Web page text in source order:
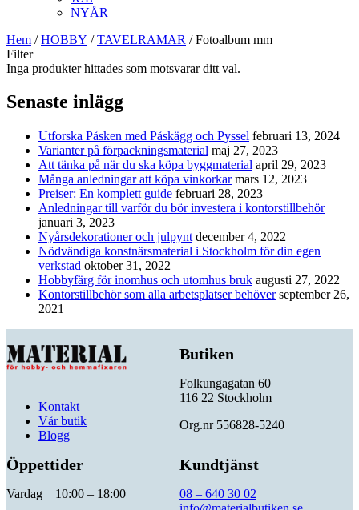
NYÅR
Hem /HOBBY /TAVELRAMAR / Fotoalbum mm
Filter
Inga produkter hittades som motsvarar ditt val.
Senaste inlägg
Utforska Påsken med Påskägg och Pyssel februari 13, 2024
Varianter på förpackningsmaterial maj 27, 2023
Att tänka på när du ska köpa byggmaterial april 29, 2023
Många anledningar att köpa vinkorkar mars 12, 2023
Preiser: En komplett guide februari 28, 2023
Anledningar till varför du bör investera i kontorstillbehör
januari 3, 2023
Nyårsdekorationer och julpynt december 4, 2022
Nödvändiga konstnärsmaterial i Stockholm för din egen
verkstad oktober 31, 2022
Hobbyfärg för inomhus och utomhus bruk augusti 27, 2022
Kontorstillbehör som alla arbetsplatser behöver september 26,
2021
Kontakt
Vår butik
Blogg
Butiken
Folkungagatan 60
116 22 Stockholm
Org.nr 556828-5240
Öppettider
Vardag 10:00 – 18:00
Kundtjänst
08 – 640 30 02